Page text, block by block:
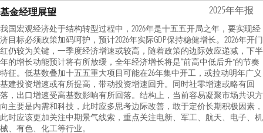
基金经理展望 2025年年报
我国宏观经济处于结构转型过程中，2026年是十五五开局之年，要实现经
济目标必须政策加码呵护，预计2026年实际GDP保持稳健增长。2026年开门
红仍较为关键，一季度经济增速或较高，随着政策的边际效应递减，下半
年的增长动能预计将有所放缓，全年经济增长将是“前高中低后升”的节奏
特征。低基数叠加十五五重大项目可能在26年集中开工，或拉动明年广义
基建投资增速或有所提高，带动投资增速回升。同时社零增速或略有回
落，出口增速受高基数影响有所回落。结构上，当前容易凝聚市场共识方
向主要是内需和科技，此时应多思考边际改善，敢于定价长期积极因素，
此时应该更加关注中期景气线索，重点关注电新、军工、航天、电子、机
械、有色、化工等行业。